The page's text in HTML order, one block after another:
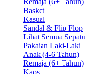
Remaja (6+ Tahun)
Basket
Kasual
Sandal & Flip Flop
Lihat Semua Sepatu
Pakaian Laki-Laki
Anak (4-6 Tahun)
Remaja (6+ Tahun)
Kaos